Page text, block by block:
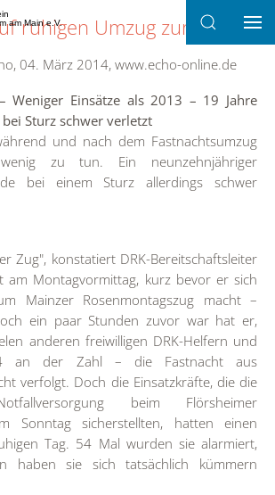
am Main e.V.
ruhigen Umzug zurück
04. März 2014, www.echo-online.de
Weniger Einsätze als 2013 – 19 Jahre
Sturz schwer verletzt
und nach dem Fastnachtsumzug
wenig zu tun. Ein neunzehnjähriger
bei einem Sturz allerdings schwer
Zug", konstatiert DRK-Bereitschaftsleiter
am Montagvormittag, kurz bevor er sich
Mainzer Rosenmontagszug macht –
ein paar Stunden zuvor war hat er,
anderen freiwilligen DRK-Helfern und
an der Zahl – die Fastnacht aus
verfolgt. Doch die Einsatzkräfte, die die
beim Flörsheimer
Sonntag sicherstellten, hatten einen
Tag. 54 Mal wurden sie alarmiert,
haben sie sich tatsächlich kümmern